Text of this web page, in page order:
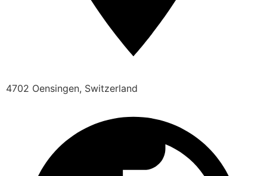
4702 Oensingen, Switzerland